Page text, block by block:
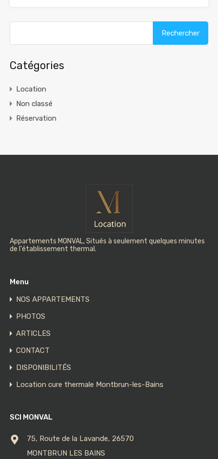
Catégories
Location
Non classé
Réservation
Appartements MONVAL, Situés à seulement quelques minutes
de l'établissement thermal.
Menu
NOS APPARTEMENTS
PHOTOS
ARTICLES
CONTACT
DISPONIBILITÉS
Location cure thermale Montbrun-les-Bains
SCI MONVAL
75, Route de la Lavande, 26570
MONTBRUN LES BAINS